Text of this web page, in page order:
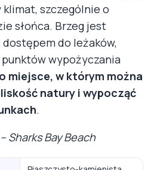
szczególnie o
słońca. Brzeg jest
do leżaków,
wypożyczania
miejsce, w którym można
natury i wypocząć
.
Sharks Bay Beach